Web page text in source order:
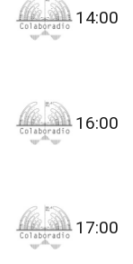
14:00
16:00
17:00